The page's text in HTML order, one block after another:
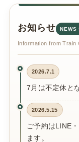
お知らせ NEWS
Information from Train
2026.7.1
7月は不定休と
2026.5.15
ご予約はLINE
ます。